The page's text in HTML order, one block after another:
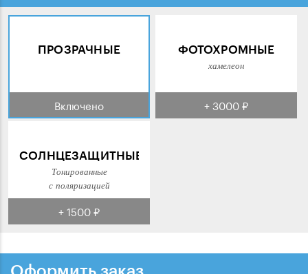
ПРОЗРАЧНЫЕ
Включено
ФОТОХРОМНЫЕ
хамелеон
+ 3000 ₽
СОЛНЦЕЗАЩИТНЫЕ
Тонированные
с поляризацией
+ 1500 ₽
Оформить заказ